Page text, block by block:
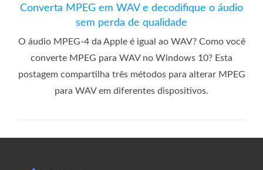
Converta MPEG em WAV e decodifique o áudio
sem perda de qualidade
O áudio MPEG-4 da Apple é igual ao WAV? Como você
converte MPEG para WAV no Windows 10? Esta
postagem compartilha três métodos para alterar MPEG
para WAV em diferentes dispositivos.